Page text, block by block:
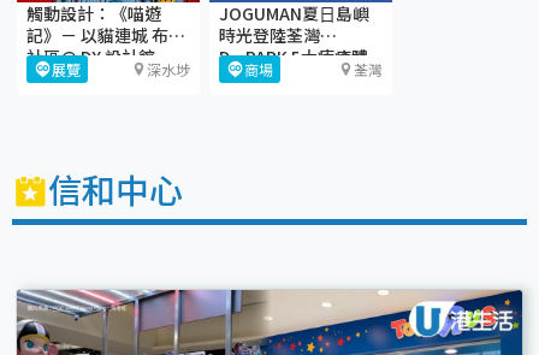
觸動設計：《喵遊
記》－ 以貓連城 布繫
社區@ DX 設計館
展覽 深水埗
JOGUMAN夏⽇島嶼
時光登陸荃灣
D·PARK 5大療癒體
驗區+期間限定店
商場 荃灣
信和中心